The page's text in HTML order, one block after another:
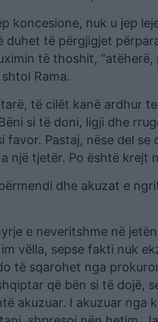
koncesione, nuk u jep
duhet të përgjigjet
të thoshit,
Rama.
të cilët kanë ardhur
si të doni, ligji dhe
Pastaj, nëse del
një tjetër. Po është krejt
dhe akuzat e
e neveritshme në
vëlla, sepse fakti nuk
të sqarohet nga
që bën si të dojë,
akuzuar. I akuzuar nga